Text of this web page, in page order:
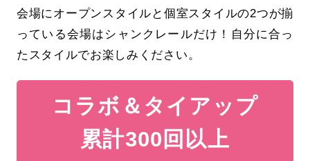
会場にオープンスタイルと個室スタイルの2つが揃
っている会場はシャンクレールだけ！自分に合っ
たスタイルでお楽しみください。
コラボ＆タイアップ
累計300回以上